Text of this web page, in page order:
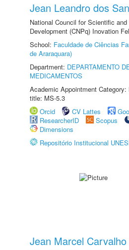
Jean Leandro dos
National Council for Scientific and
Development (CNPq) Inovation
School: Faculdade de Ciências
de Araraquara)
Department: DEPARTAMENTO
MEDICAMENTOS
Academic Appointment
title: MS-5.3
Orcid
CV Lattes
ResearcherID
Scopus
Dimensions
Repositório Institucional
Jean Marcel